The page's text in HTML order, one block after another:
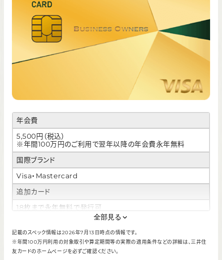
三井住友カード ビジネスオーナーズ ゴールドのキャンペー
ンに関するよくある質問
まとめ｜三井住友カード ビジネスオーナーズ ゴールドのお
得なキャンペーンに参加しよう
年会費
5,500円（税込）
※年間100万円のご利用で翌年以降の年会費永年無料
国際ブランド
Visa・Mastercard
追加カード
18枚まで永年無料で発行可
初年度無料
550円 /年
前年度に利用があれば無料
全部見る
記載のスペック情報は2026年7月13日時点の情報です。
※年間100万円利用の対象取引や算定期間等の実際の適用条件などの詳細は、三井住
友カードのホームページを必ずご確認ください。